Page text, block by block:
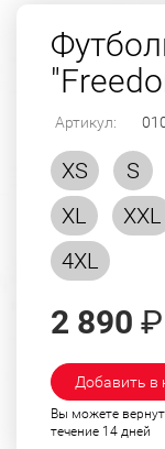
Артикул:
XS S
XL
XXL
4XL
2 890 ₽
Добавить в
Вы можете
течение 14 дней